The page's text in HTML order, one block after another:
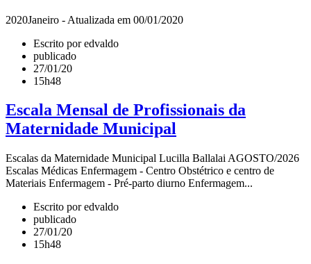
2020Janeiro - Atualizada em 00/01/2020
Escrito por edvaldo
publicado
27/01/20
15h48
Escala Mensal de Profissionais da
Maternidade Municipal
Escalas da Maternidade Municipal Lucilla Ballalai AGOSTO/2026
Escalas Médicas Enfermagem - Centro Obstétrico e centro de
Materiais Enfermagem - Pré-parto diurno Enfermagem...
Escrito por edvaldo
publicado
27/01/20
15h48